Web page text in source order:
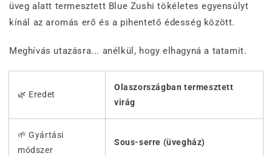
üveg alatt termesztett Blue Zushi tökéletes egyensúlyt
kínál az aromás erő és a pihentető édesség között.
Meghívás utazásra... anélkül, hogy elhagyná a tatamit.
🌿 Eredet
Olaszországban termesztett
virág
🌱 Gyártási
módszer
Sous-serre (üvegház)